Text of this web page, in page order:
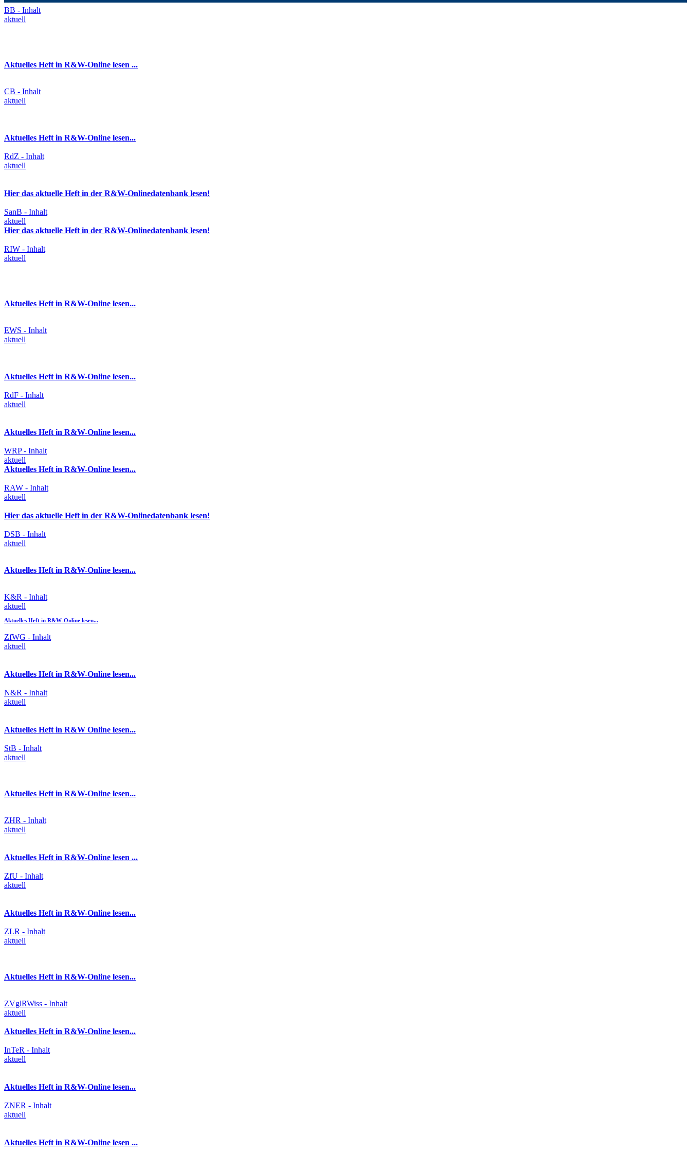
BB - Inhalt
aktuell
Aktuelles Heft in R&W-Online lesen ...
CB - Inhalt
aktuell
Aktuelles Heft in R&W-Online lesen...
RdZ - Inhalt
aktuell
Hier das aktuelle Heft in der R&W-Onlinedatenbank lesen!
SanB - Inhalt
aktuell
Hier das aktuelle Heft in der R&W-Onlinedatenbank lesen!
RIW - Inhalt
aktuell
Aktuelles Heft in R&W-Online lesen...
EWS - Inhalt
aktuell
Aktuelles Heft in R&W-Online lesen...
RdF - Inhalt
aktuell
Aktuelles Heft in R&W-Online lesen...
WRP - Inhalt
aktuell
Aktuelles Heft in R&W-Online lesen...
RAW - Inhalt
aktuell
Hier das aktuelle Heft in der R&W-Onlinedatenbank lesen!
DSB - Inhalt
aktuell
Aktuelles Heft in R&W-Online lesen...
K&R - Inhalt
aktuell
Aktuelles Heft in R&W-Online lesen...
ZfWG - Inhalt
aktuell
Aktuelles Heft in R&W-Online lesen...
N&R - Inhalt
aktuell
Aktuelles Heft in R&W Online lesen...
StB - Inhalt
aktuell
Aktuelles Heft in R&W-Online lesen...
ZHR - Inhalt
aktuell
Aktuelles Heft in R&W-Online lesen ...
ZfU - Inhalt
aktuell
Aktuelles Heft in R&W-Online lesen...
ZLR - Inhalt
aktuell
Aktuelles Heft in R&W-Online lesen...
ZVglRWiss - Inhalt
aktuell
Aktuelles Heft in R&W-Online lesen...
InTeR - Inhalt
aktuell
Aktuelles Heft in R&W-Online lesen...
ZNER - Inhalt
aktuell
Aktuelles Heft in R&W-Online lesen ...